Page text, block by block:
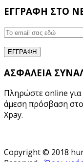
ΕΓΓΡΑΦΗ ΣΤΟ
ΑΣΦΑΛΕΙΑ
Πληρώστε online για
άμεση πρόσβαση
Xpay.
Copyright © 2018